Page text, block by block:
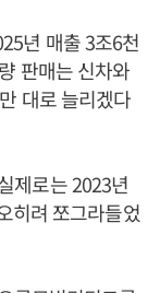
년 매출 3조6천
판매는 신차와
대로 늘리겠다
제로는 2023년
히려 쪼그라들었